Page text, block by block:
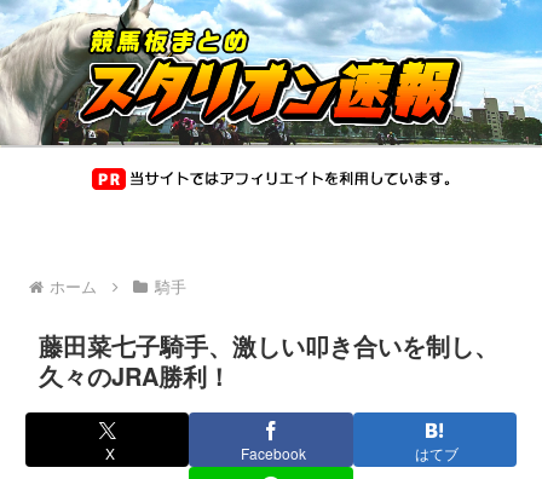
ホーム 騎手
藤田菜七子騎手、激しい叩き合いを制し、
久々のJRA勝利！
X Facebook はてブ